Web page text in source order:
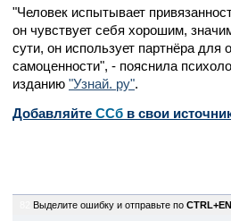
"Человек испытывает
он чувствует себя хорошим,
сути, он использует партнёра для
самоценности", - пояснила
изданию "Узнай. ру".
Добавляйте CСб в свои
Выделите ошибку и отправьте по